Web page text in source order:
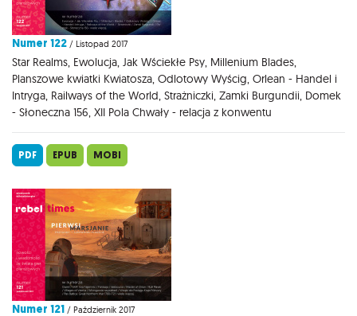
Numer 122 / Listopad 2017
Star Realms, Ewolucja, Jak Wściekłe Psy, Millenium Blades,
Planszowe kwiatki Kwiatosza, Odlotowy Wyścig, Orlean - Handel i
Intryga, Railways of the World, Strażniczki, Zamki Burgundii, Domek
- Słoneczna 156, XII Pola Chwały - relacja z konwentu
PDF EPUB MOBI
Numer 121 / Październik 2017